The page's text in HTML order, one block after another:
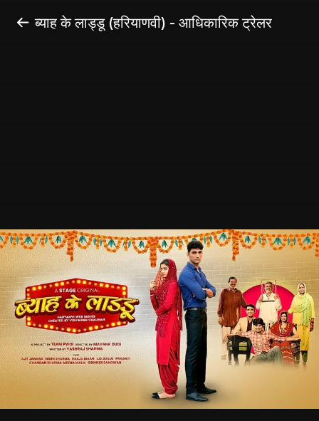
ब्याह के लाड्डू (हरियाणवी) - आधिकारिक ट्रेलर